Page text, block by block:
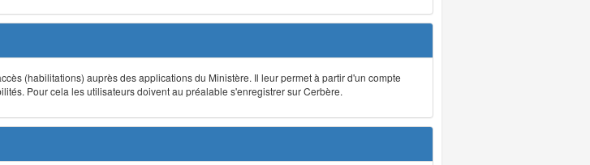
(habilitations) auprès des applications du Ministère. Il leur permet à partir d'un compte
Pour cela les utilisateurs doivent au préalable s'enregistrer sur Cerbère.